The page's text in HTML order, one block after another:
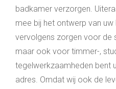
badkamer verzorgen.
mee bij het ontwerp van uw
vervolgens zorgen voor de
maar ook voor timmer-,
tegelwerkzaamheden bent
adres. Omdat wij ook de